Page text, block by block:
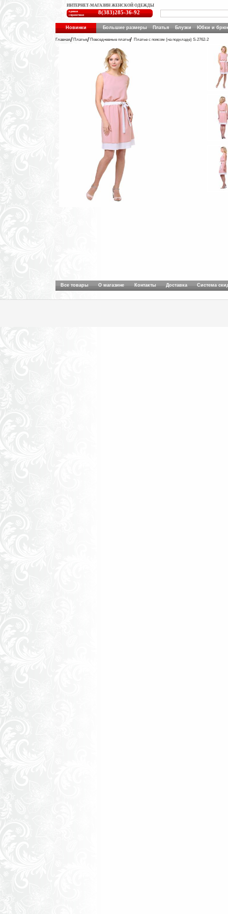
ИНТЕРНЕТ-МАГАЗИН ЖЕНСКОЙ ОДЕЖДЫ
единая
справочная
8(383)285-36-92
Новинки Большие размеры Платья Блузки Юбки и
Главная Платья Повседневные платья Платье с поясом (на подкладе) S-2762-2
Все товары О магазине Контакты Доставка Система